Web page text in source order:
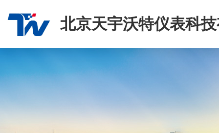
北京天宇沃特仪表科
司